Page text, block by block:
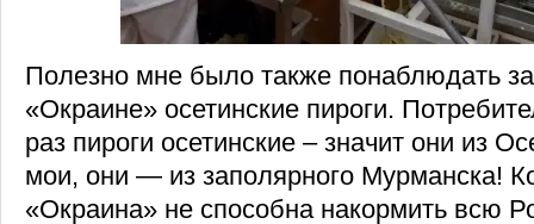
Полезно мне было также понаблюдать
«Окраине» осетинские пироги.
раз пироги осетинские – значит они из
мои, они — из заполярного Мурманска!
«Окраина» не способна накормить всю